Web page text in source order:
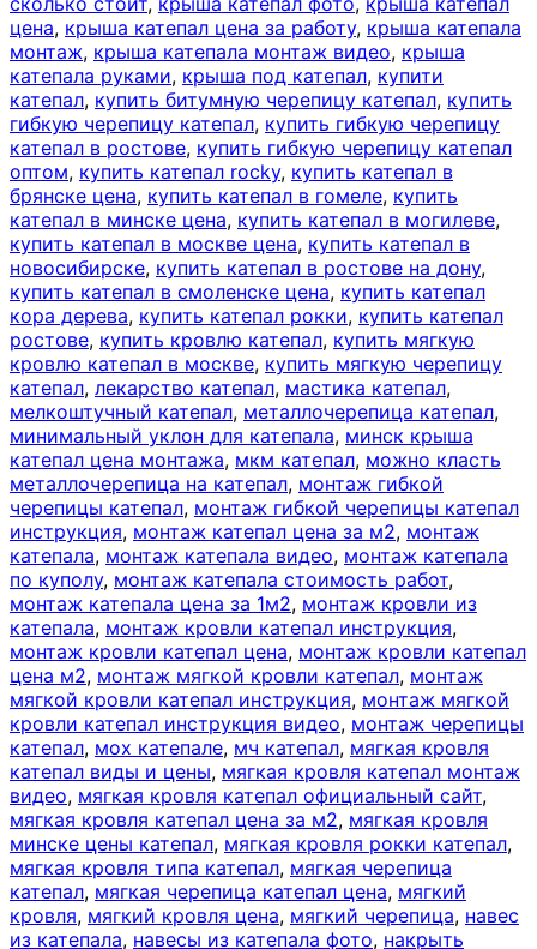
цена, крыша катепал цена за работу, крыша катепала
монтаж, крыша катепала монтаж видео, крыша
катепала руками, крыша под катепал, купити
катепал, купить битумную черепицу катепал, купить
гибкую черепицу катепал, купить гибкую черепицу
катепал в ростове, купить гибкую черепицу катепал
оптом, купить катепал rocky, купить катепал в
брянске цена, купить катепал в гомеле, купить
катепал в минске цена, купить катепал в могилеве,
купить катепал в москве цена, купить катепал в
новосибирске, купить катепал в ростове на дону,
купить катепал в смоленске цена, купить катепал
кора дерева, купить катепал рокки, купить катепал
ростове, купить кровлю катепал, купить мягкую
кровлю катепал в москве, купить мягкую черепицу
катепал, лекарство катепал, мастика катепал,
мелкоштучный катепал, металлочерепица катепал,
минимальный уклон для катепала, минск крыша
катепал цена монтажа, мкм катепал, можно класть
металлочерепица на катепал, монтаж гибкой
черепицы катепал, монтаж гибкой черепицы катепал
инструкция, монтаж катепал цена за м2, монтаж
катепала, монтаж катепала видео, монтаж катепала
по куполу, монтаж катепала стоимость работ,
монтаж катепала цена за 1м2, монтаж кровли из
катепала, монтаж кровли катепал инструкция,
монтаж кровли катепал цена, монтаж кровли катепал
цена м2, монтаж мягкой кровли катепал, монтаж
мягкой кровли катепал инструкция, монтаж мягкой
кровли катепал инструкция видео, монтаж черепицы
катепал, мох катепале, мч катепал, мягкая кровля
катепал виды и цены, мягкая кровля катепал монтаж
видео, мягкая кровля катепал официальный сайт,
мягкая кровля катепал цена за м2, мягкая кровля
минске цены катепал, мягкая кровля рокки катепал,
мягкая кровля типа катепал, мягкая черепица
катепал, мягкая черепица катепал цена, мягкий
кровля, мягкий кровля цена, мягкий черепица, навес
из катепала, навесы из катепала фото, накрыть